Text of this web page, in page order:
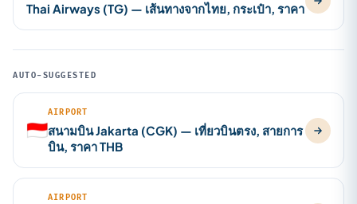
Thai Airways (TG) — เส้นทางจากไทย, กระเป๋า, ราคา
AUTO-SUGGESTED
🇮🇩
AIRPORT
สนามบิน Jakarta (CGK) — เที่ยวบินตรง, สายการ
บิน, ราคา THB
AIRPORT